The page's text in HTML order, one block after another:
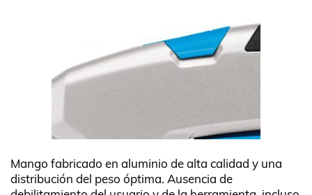
Mango fabricado en aluminio de alta calidad y una
distribución del peso óptima. Ausencia de